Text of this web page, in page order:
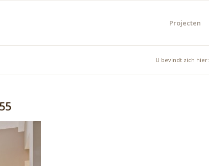
Projecten
U bevindt zich hier: